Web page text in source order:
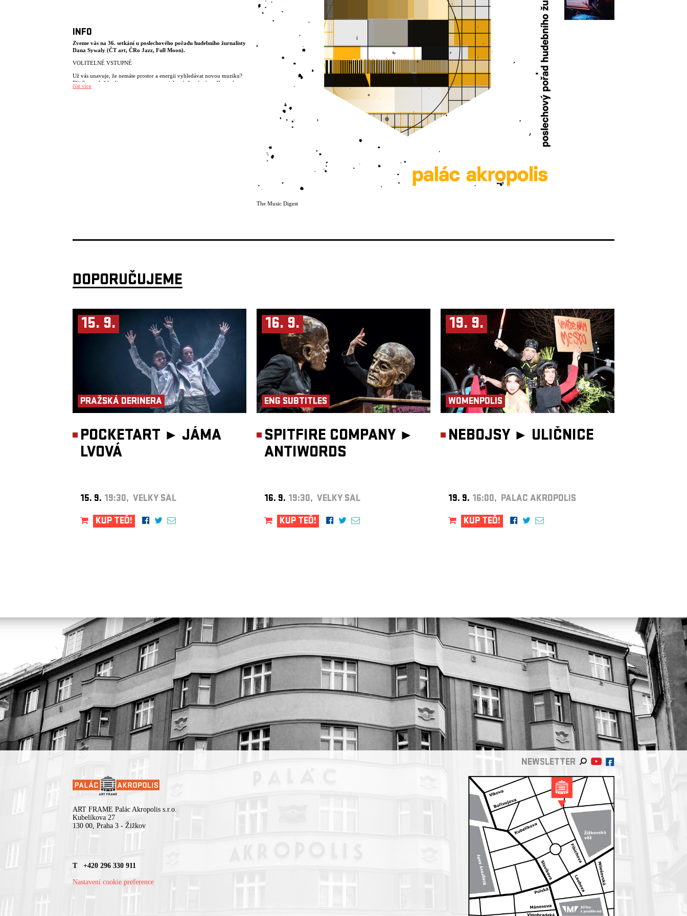
INFO
Zveme vás na 36. setkání u poslechového pořadu hudebního žurnalisty
Dana Sywaly (ČT art, ČRo Jazz, Full Moon).
VOLITELNÉ VSTUPNÉ
Už vás unavuje, že nemáte prostor a energii vyhledávat novou muziku?
Přijďte na dvě hodiny vypnout a poznat jak méně známé umělce, tak
kapacity v nových souvislostech.
Rock’n’Roll Journalist. In the past, he was also a member of the Televize
Seznam team and for eleven years a contributing member of Muzikus
magazine.
Slash & Mike Shinoda (Linkin Park).
číst více
The Music Digest
DOPORUČUJEME
15. 9.
PRAŽSKÁ DERINERA
POCKETART ► JÁMA
LVOVÁ
15. 9. 19:30, VELKÝ SÁL
KUP TEĎ!
16. 9.
ENG SUBTITLES
SPITFIRE COMPANY ►
ANTIWORDS
16. 9. 19:30, VELKÝ SÁL
KUP TEĎ!
19. 9.
WOMENPOLIS
NEBOJSY ► ULIČNICE
19. 9. 16:00, PALÁC AKROPOLIS
KUP TEĎ!
NEWSLETTER
ART FRAME Palác Akropolis s.r.o.
Kubelíkova 27
130 00, Praha 3 - Žižkov
T +420 296 330 911
Nastavení cookie preference